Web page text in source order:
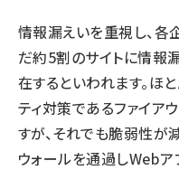
情報漏えいを重視し、各
だ約5割のサイトに情報
在するといわれます。ほ
ティ対策であるファイア
すが、それでも脆弱性が
ウォールを通過しWeb